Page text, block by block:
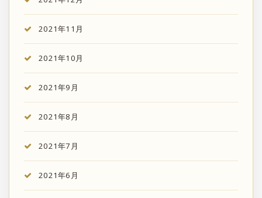
2021年11月
2021年10月
2021年9月
2021年8月
2021年7月
2021年6月